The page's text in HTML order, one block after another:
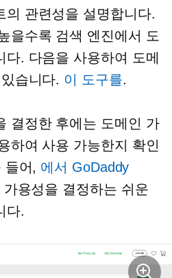
의 관련성을 설명합니다.
을수록 검색 엔진에서 도
다. 다음을 사용하여 도메
습니다. 이 도구를.
결정한 후에는 도메인 가
하여 사용 가능한지 확인
들어, 에서 GoDaddy
용성을 결정하는 쉬운
다.